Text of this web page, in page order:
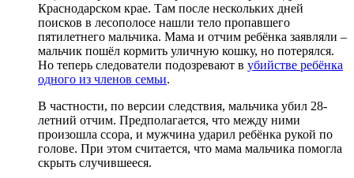
Краснодарском крае. Там после нескольких дней
поисков в лесополосе нашли тело пропавшего
пятилетнего мальчика. Мама и отчим ребёнка заявляли –
мальчик пошёл кормить уличную кошку, но потерялся.
Но теперь следователи подозревают в убийстве ребёнка
одного из членов семьи.
В частности, по версии следствия, мальчика убил 28-
летний отчим. Предполагается, что между ними
произошла ссора, и мужчина ударил ребёнка рукой по
голове. При этом считается, что мама мальчика помогла
скрыть случившееся.